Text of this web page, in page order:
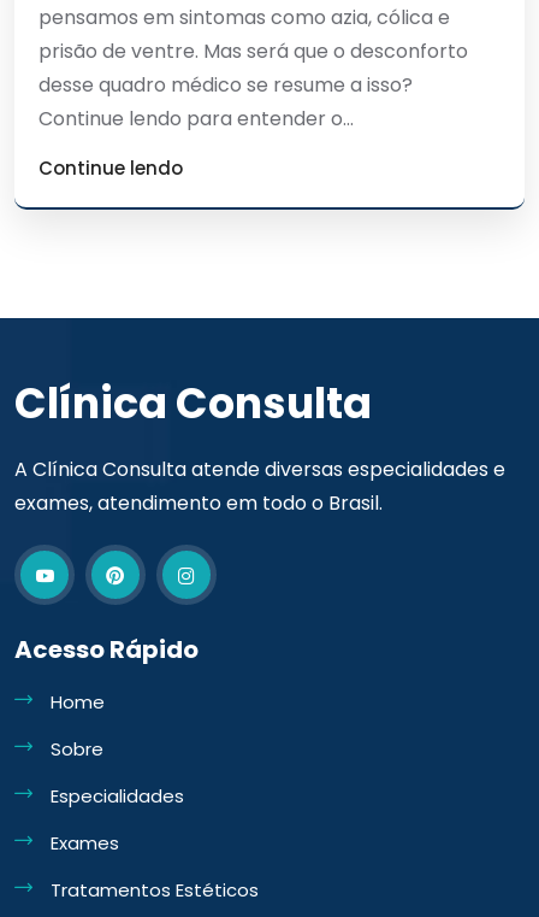
pensamos em sintomas como azia, cólica e
prisão de ventre. Mas será que o desconforto
desse quadro médico se resume a isso?
Continue lendo para entender o...
Continue lendo
Clínica Consulta
A Clínica Consulta atende diversas especialidades e
exames, atendimento em todo o Brasil.
Acesso Rápido
Home
Sobre
Especialidades
Exames
Tratamentos Estéticos